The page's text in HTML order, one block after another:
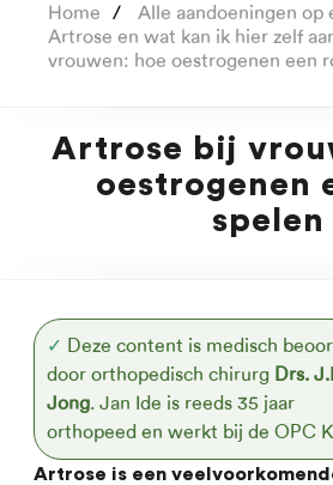
Home Alle aandoeningen op
Artrose en wat kan ik hier zelf
vrouwen: hoe oestrogenen een
Artrose bij
oestrogenen
spelen
✓ Deze content is medisch
door orthopedisch chirurg Drs.
Jong. Jan Ide is reeds 35 jaar
orthopeed en werkt bij de OPC
Artrose is een